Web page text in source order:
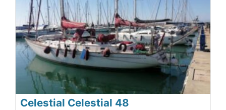
Celestial Celestial 48